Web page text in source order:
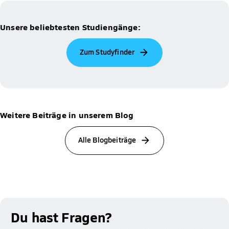
Unsere beliebtesten Studiengänge:
Zum Studyfinder
Weitere Beiträge in unserem Blog
Alle Blogbeiträge
Du hast Fragen?